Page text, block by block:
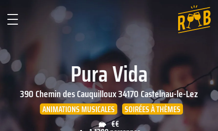
Pura Vida
390 Chemin des Cauquilloux34170Castelnau-le-Lez
ANIMATIONS MUSICALES
SOIRÉES À THÈMES
€€